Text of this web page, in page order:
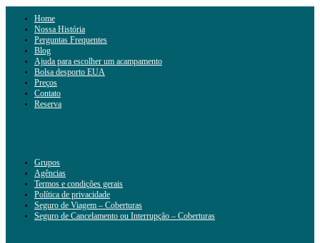
Home
Nossa História
Perguntas Frequentes
Blog
Ajuda para escolher um acampamento
Bolsa desporto EUA
Preços
Contato
Reserva
Grupos
Agências
Termos e condições gerais
Política de privacidade
Seguro de Viagem – Coberturas
Seguro de Cancelamento ou Interrupção – Coberturas